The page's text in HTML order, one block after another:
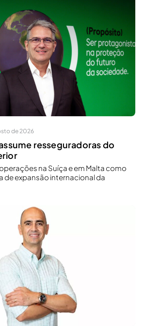
de 2026
resseguradoras do
na Suíça e em Malta como
de expansão internacional da